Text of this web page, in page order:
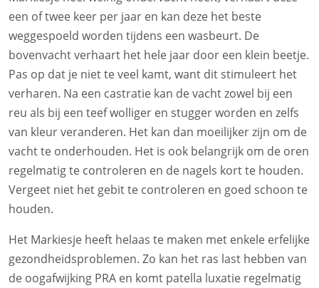
een of twee keer per jaar en kan deze het beste
weggespoeld worden tijdens een wasbeurt. De
bovenvacht verhaart het hele jaar door een klein beetje.
Pas op dat je niet te veel kamt, want dit stimuleert het
verharen. Na een castratie kan de vacht zowel bij een
reu als bij een teef wolliger en stugger worden en zelfs
van kleur veranderen. Het kan dan moeilijker zijn om de
vacht te onderhouden. Het is ook belangrijk om de oren
regelmatig te controleren en de nagels kort te houden.
Vergeet niet het gebit te controleren en goed schoon te
houden.
Het Markiesje heeft helaas te maken met enkele erfelijke
gezondheidsproblemen. Zo kan het ras last hebben van
de oogafwijking PRA en komt patella luxatie regelmatig